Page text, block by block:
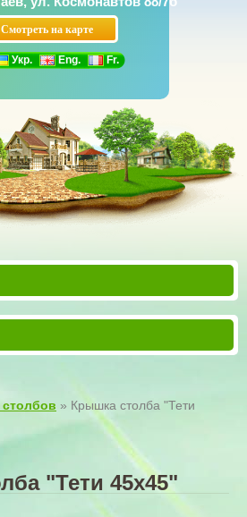
Смотреть на карте
Укр. Eng. Fr.
Еврозаборы
забор "Премиум"
» Крышка столба "Тети
"Тети 45х45"